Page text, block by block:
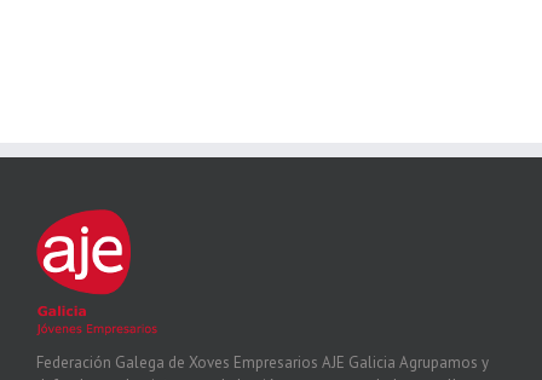
Federación Galega de Xoves Empresarios AJE Galicia Agrupamos y